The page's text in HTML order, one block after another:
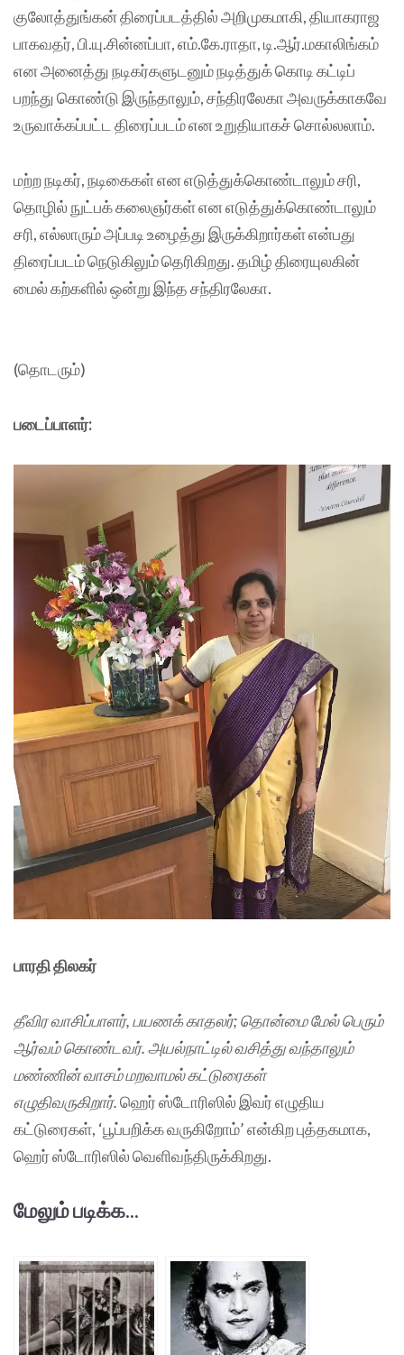
குலோத்துங்கன் திரைப்படத்தில் அறிமுகமாகி, தியாகராஜ
பாகவதர், பி.யு.சின்னப்பா, எம்.கே.ராதா, டி.ஆர்.மகாலிங்கம்
என அனைத்து நடிகர்களுடனும் நடித்துக் கொடி கட்டிப்
பறந்து கொண்டு இருந்தாலும், சந்திரலேகா அவருக்காகவே
உருவாக்கப்பட்ட திரைப்படம் என உறுதியாகச் சொல்லலாம்.
மற்ற நடிகர், நடிகைகள் என எடுத்துக்கொண்டாலும் சரி,
தொழில் நுட்பக் கலைஞர்கள் என எடுத்துக்கொண்டாலும்
சரி, எல்லாரும் அப்படி உழைத்து இருக்கிறார்கள் என்பது
திரைப்படம் நெடுகிலும் தெரிகிறது. தமிழ் திரையுலகின்
மைல் கற்களில் ஒன்று இந்த சந்திரலேகா.
(தொடரும்)
படைப்பாளர்:
பாரதி திலகர்
தீவிர வாசிப்பாளர், பயணக் காதலர்; தொன்மை மேல் பெரும்
ஆர்வம் கொண்டவர். அயல்நாட்டில் வசித்து வந்தாலும்
மண்ணின் வாசம் மறவாமல் கட்டுரைகள்
எழுதிவருகிறார்.ஹெர் ஸ்டோரிஸில் இவர் எழுதிய
கட்டுரைகள், ‘பூப்பறிக்க வருகிறோம்’ என்கிற புத்தகமாக,
ஹெர் ஸ்டோரிஸில் வெளிவந்திருக்கிறது.
மேலும் படிக்க...